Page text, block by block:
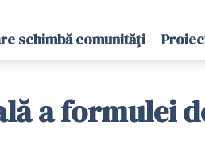
schimbă comunități
a formulei